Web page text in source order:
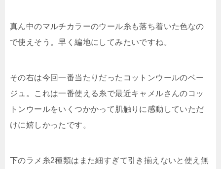
真ん中のマルチカラーのウール糸も落ち着いた色なの
で使えそう。早く編地にしてみたいですね。
その右は今回一番当たりだったコットンウールのベー
ジュ。これは一番使える糸で最近キャメルさんのコッ
トンウールをいくつかかって肌触りに感動していただ
けに嬉しかったです。
下のラメ糸2種類はまた細すぎて引き揃えないと使え無